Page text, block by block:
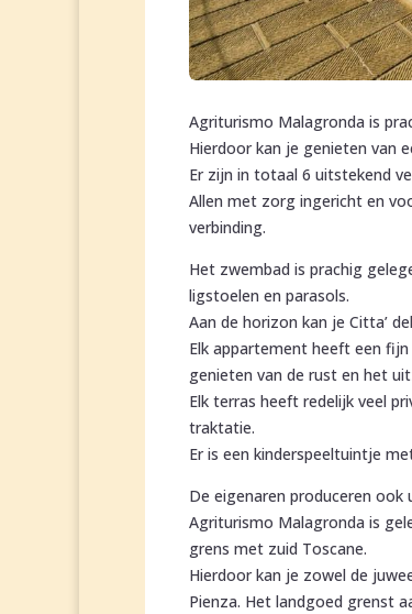
Agriturismo Malagronda is
Hierdoor kan je genieten van
Er zijn in totaal 6 uitstekend
Allen met zorg ingericht en
verbinding.
Het zwembad is prachig
ligstoelen en parasols.
Aan de horizon kan je Citta’
Elk appartement heeft een
genieten van de rust en het
Elk terras heeft redelijk veel
traktatie.
Er is een kinderspeeltuintje
De eigenaren produceren
Agriturismo Malagronda is
grens met zuid Toscane.
Hierdoor kan je zowel de
Pienza. Het landgoed grenst